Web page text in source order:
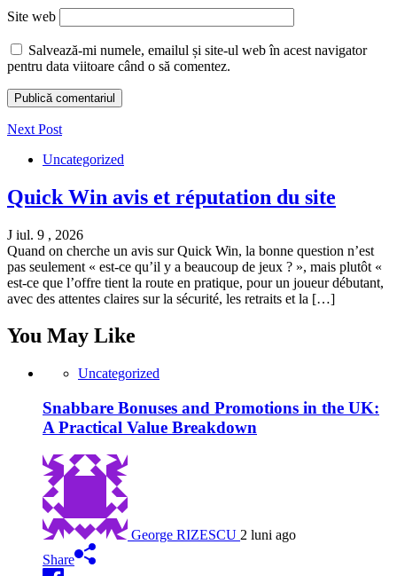
Site web
Salvează-mi numele, emailul și site-ul web în acest navigator
pentru data viitoare când o să comentez.
Next Post
Uncategorized
Quick Win avis et réputation du site
J iul. 9 , 2026
Quand on cherche un avis sur Quick Win, la bonne question n’est
pas seulement « est-ce qu’il y a beaucoup de jeux ? », mais plutôt «
est-ce que l’offre tient la route en pratique, pour un joueur débutant,
avec des attentes claires sur la sécurité, les retraits et la […]
You May Like
Uncategorized
Snabbare Bonuses and Promotions in the UK:
A Practical Value Breakdown
George RIZESCU 2 luni ago
Share